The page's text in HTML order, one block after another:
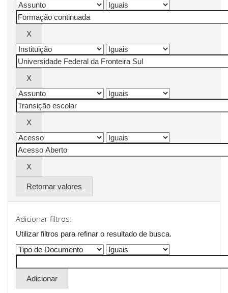
Retornar valores
Adicionar filtros:
Utilizar filtros para refinar o resultado de busca.